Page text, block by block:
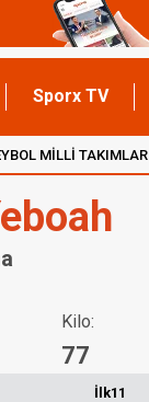
Sporx TV
MİLLİ TAKIMLAR
Kilo:
77
İlk11